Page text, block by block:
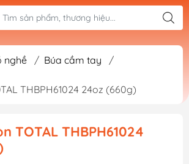
nghề / Búa cầm tay
/
THBPH61024 24oz (660g)
TOTAL THBPH61024